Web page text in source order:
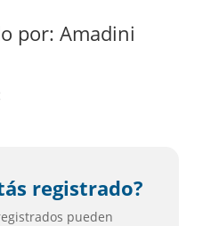
por: Amadini
registrado?
pueden